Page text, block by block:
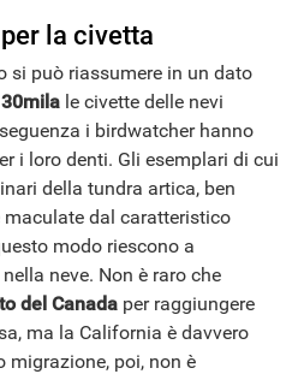
la civetta
si può riassumere in un dato
30mila le civette delle nevi
i birdwatcher hanno
i loro denti. Gli esemplari di cui
della tundra artica, ben
dal caratteristico
modo riescono a
neve. Non è raro che
del Canada per raggiungere
ma la California è davvero
migrazione, poi, non è